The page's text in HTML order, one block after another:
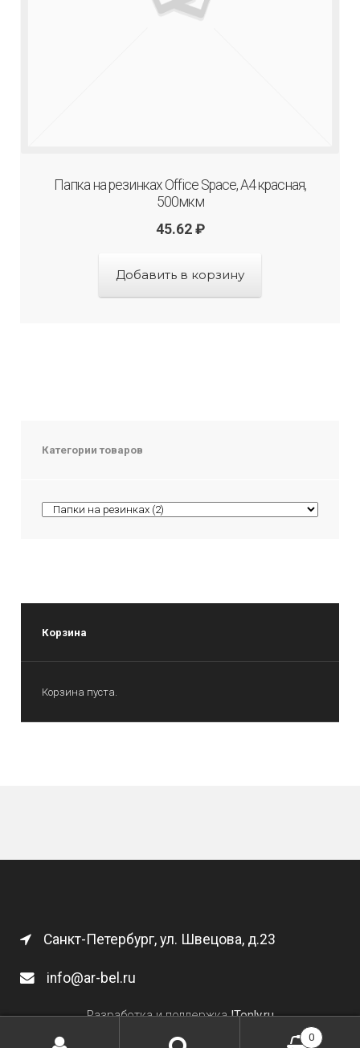
Папка на резинках Office Space, А4 красная,
500мкм
45.62 ₽
Добавить в корзину
Категории товаров
Корзина
Корзина пуста.
Санкт-Петербург, ул. Швецова, д.23
info@ar-bel.ru
Разработка и поддержкаITonly.ru
0